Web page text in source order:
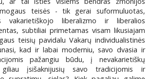
teisės - tik gerai suformuluotas,
vakarietiškojo liberalizmo ir liberalios
subtiliai primetamas visam likusiajam
teisių pavidalu Vakarų individualistinės
kad ir labai moderniu, savo dvasia ir
pažangiu būdu, į nevakarietiškų
įsišaknijusių savo tradicijomis ir